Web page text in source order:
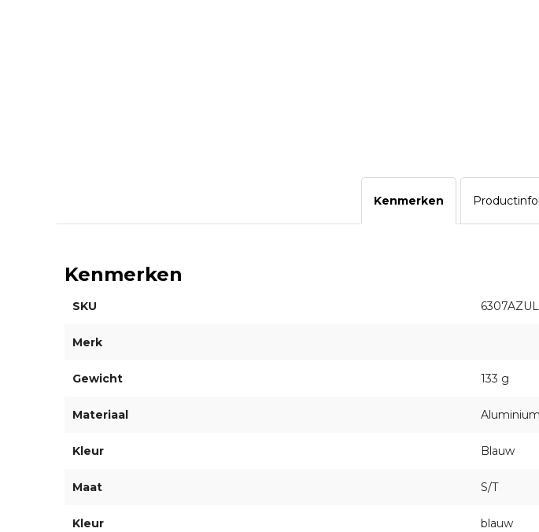
Kenmerken
Kenmerken
SKU
Merk
Gewicht 133 g
Materiaal Aluminium
Kleur Blauw
Maat S/T
Kleur blauw